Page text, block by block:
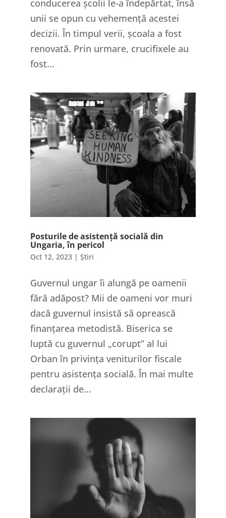
conducerea școlii le-a îndepărtat, însă
unii se opun cu vehemență acestei
decizii. În timpul verii, școala a fost
renovată. Prin urmare, crucifixele au
fost...
Posturile de asistență socială din
Ungaria, în pericol
Oct 12, 2023| Știri
Guvernul ungar îi alungă pe oamenii
fără adăpost? Mii de oameni vor muri
dacă guvernul insistă să oprească
finanțarea metodistă. Biserica se
luptă cu guvernul „corupt” al lui
Orban în privința veniturilor fiscale
pentru asistența socială. În mai multe
declarații de...